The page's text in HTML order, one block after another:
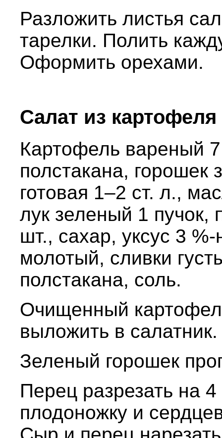
Разложить листья
тарелки. Полить
Оформить орехами.
Салат из картофеля
Картофель вареный
полстакана, горошек
готовая 1–2 ст. л.,
лук зеленый 1 пучок,
шт., сахар, уксус 3
молотый, сливки
полстакана, соль.
Очищенный
выложить в салатник.
Зеленый горошек
Перец разрезать на
плодоножку и